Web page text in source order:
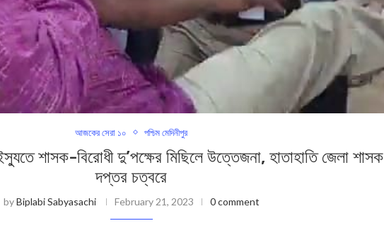
আজকের সেরা ১০ পশ্চিম মেদিনীপুর
শাসক-বিরোধী দু’পক্ষের মিছিলে উত্তেজনা, হাতাহাতি জেলা শাসক
দপ্তর চত্বরে
byBiplabi Sabyasachi February 21, 2023 0 comment